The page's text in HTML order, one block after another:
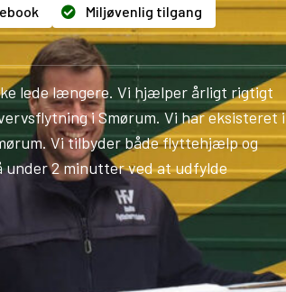
Miljøvenlig tilgang
lede længere. Vi hjælper årligt rigtigt
i Smørum. Vi har eksisteret i
Vi tilbyder både flyttehjælp og
2 minutter ved at udfylde